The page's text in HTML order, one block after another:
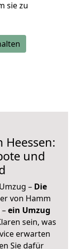
sie zu
Heessen:
und
– Die
von Hamm
ein Umzug
sein, was
erwarten
Sie dafür